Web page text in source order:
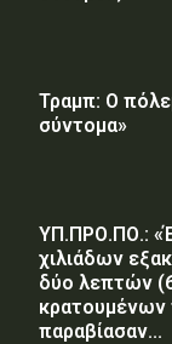
Τραμπ: Ο
σύντομα»
ΥΠ.ΠΡΟ.ΠΟ.:
χιλιάδων
δύο λεπτών
κρατουμένων
παραβίασαν...